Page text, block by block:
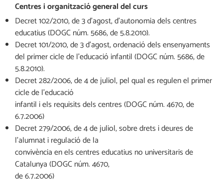
Centres i organització general del curs
Decret 102/2010, de 3 d’agost, d’autonomia dels centres
educatius (DOGC núm. 5686, de 5.8.2010).
Decret 101/2010, de 3 d’agost, ordenació dels ensenyaments
del primer cicle de l’educació infantil (DOGC núm. 5686, de
5.8.2010).
Decret 282/2006, de 4 de juliol, pel qual es regulen el primer
cicle de l’educació
infantil i els requisits dels centres (DOGC núm. 4670, de
6.7.2006)
Decret 279/2006, de 4 de juliol, sobre drets i deures de
l’alumnat i regulació de la
convivència en els centres educatius no universitaris de
Catalunya (DOGC núm. 4670,
de 6.7.2006)